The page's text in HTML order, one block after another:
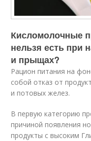
Кисломолочные
нельзя есть при
и прыщах?
Рацион питания на
собой отказ от
и потовых желез.
В первую категорию
причиной появления
продукты с высоким